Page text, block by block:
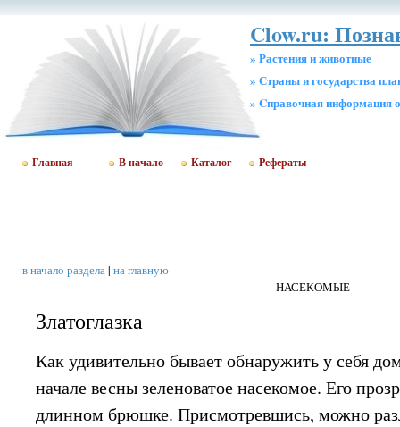
Clow.ru:
» Растения и животные
» Страны и государства
» Cправочная информация
Главная В начало Каталог Рефераты
в начало раздела| на главную
НАСЕКОМЫЕ
Златоглазка
Как удивительно бывает обнаружить у себя
начале весны зеленоватое насекомое. Его
длинном брюшке. Присмотревшись, можно